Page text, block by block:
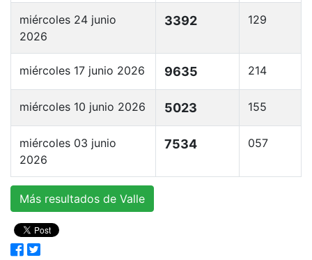
miércoles 24 junio
2026
3392 129
miércoles 17 junio 2026 9635 214
miércoles 10 junio 2026 5023 155
miércoles 03 junio
2026
7534 057
Más resultados de Valle